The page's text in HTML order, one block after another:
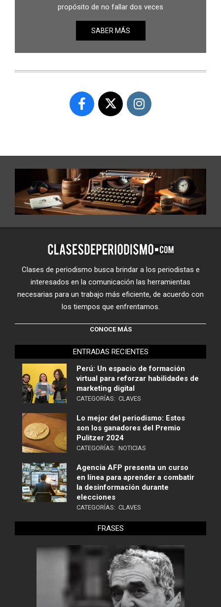
propósito de no fallar dos veces
SABER MÁS
Clases de periodismo busca brindar a los periodistas e
interesados en la comunicación las herramientas
necesarias para un trabajo más eficiente, de acuerdo con
los tiempos que enfrentamos.
CONOCE MÁS
ENTRADAS RECIENTES
Perú: Un espacio de formación
virtual para reforzar habilidades de
marketing digital
CATEGORÍAS: CLAVES
Lo mejor del periodismo: Estos
son los ganadores del Premio
Pulitzer 2024
CATEGORÍAS: NOTICIAS
Agencia AFP presenta un curso
en línea para aprender a combatir
la desinformación durante
elecciones
CATEGORÍAS: CLAVES
FRASES